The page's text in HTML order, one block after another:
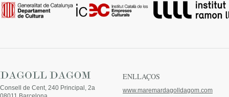
Consell de Cent, 240 Principal, 2a
ENLLAÇOS
www.maremardagolldagom.com